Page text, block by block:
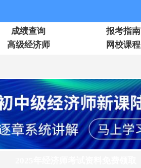
成绩查询 报考指南
高级经济师 网校课程